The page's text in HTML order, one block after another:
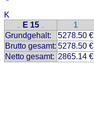
K
.. E 15 .. 1
Grundgehalt:
5278.50 €
Brutto gesamt: 5278.50 €
Netto gesamt: 2865.14 €